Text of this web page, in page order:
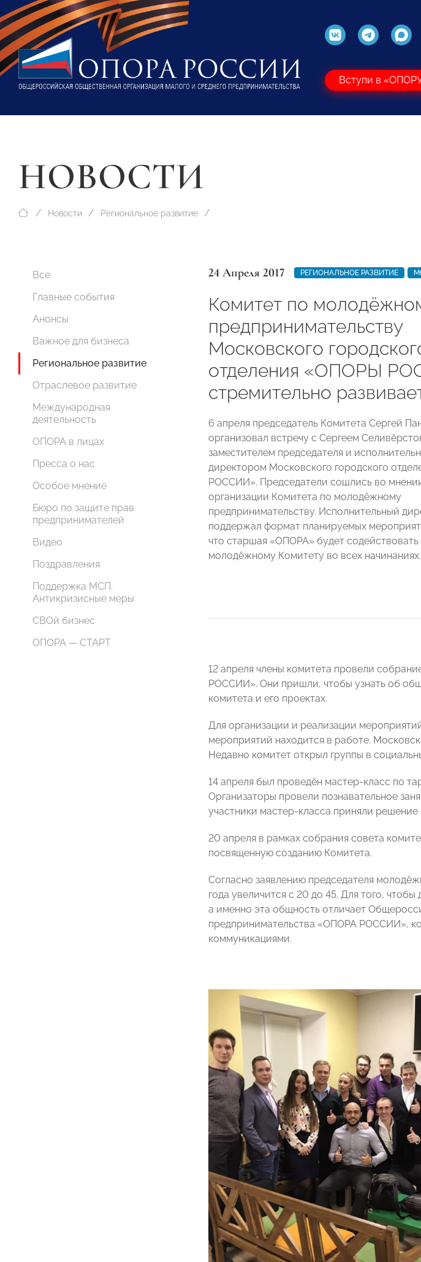
Вступи в
НОВОСТИ
Новости Региональное развитие
Все
Главные события
Анонсы
Важное для бизнеса
Региональное развитие
Отраслевое развитие
Международная
деятельность
ОПОРА в лицах
Пресса о нас
Особое мнение
Бюро по защите прав
предпринимателей
Видео
Поздравления
Поддержка МСП.
Антикризисные меры
СВОй бизнес
ОПОРА — СТАРТ
24 Апреля 2017 РЕГИОНАЛЬНОЕ РАЗВИТИЕ
Комитет по
предпринимательству
Московского
отделения «ОПОРЫ
стремительно
6 апреля председатель Комитета Сергей
организовал встречу с Сергеем
заместителем председателя и
директором Московского городского
РОССИИ». Председатели сошлись во
организации Комитета по молодёжному
предпринимательству. Исполнительный
поддержал формат планируемых
что старшая «ОПОРА» будет содействовать
молодёжному Комитету во всех начинаниях.
12 апреля члены комитета провели
РОССИИ». Они пришли, чтобы узнать об
комитета и его проектах.
Для организации и реализации
мероприятий находится в работе.
Недавно комитет открыл группы в
14 апреля был проведён мастер-класс по
Организаторы провели познавательное
участники мастер-класса приняли решение
20 апреля в рамках собрания совета
посвященную созданию Комитета.
Согласно заявлению председателя
года увеличится с 20 до 45. Для того,
а именно эта общность отличает
предпринимательства «ОПОРА РОССИИ»,
коммуникациями.